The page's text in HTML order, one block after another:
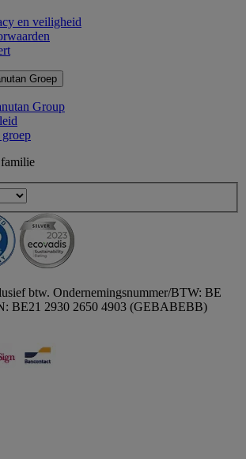
en veiligheid
Groep
Group
btw. Ondernemingsnummer/BTW: BE
BE21 2930 2650 4903 (GEBABEBB)